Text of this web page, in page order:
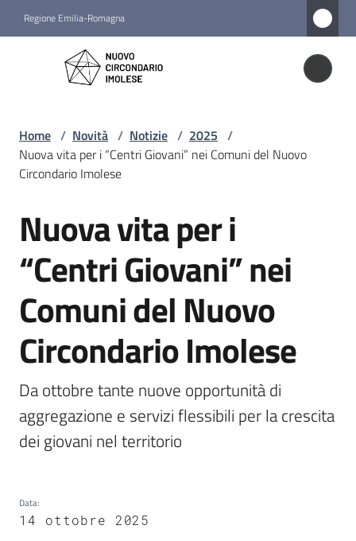
Regione Emilia-Romagna
Nuovo Circondario Imolese
Nuovo
Circondario
Amministrazione
Novità
Menu selezionato
Servizi
Vivere
il
Circondario
Seguici
Home / Novità / Notizie / 2025 /
Nuova vita per i “Centri Giovani” nei Comuni del Nuovo
Circondario Imolese
Salta al contenuto
Nuova vita per i
“Centri Giovani” nei
Comuni del Nuovo
Circondario Imolese
Da ottobre tante nuove opportunità di
aggregazione e servizi flessibili per la crescita
dei giovani nel territorio
Data:
14 ottobre 2025